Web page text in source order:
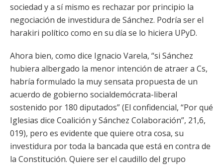
sociedad y a sí mismo es rechazar por principio la
negociación de investidura de Sánchez. Podría ser el
harakiri político como en su día se lo hiciera UPyD.
Ahora bien, como dice Ignacio Varela, “si Sánchez
hubiera albergado la menor intención de atraer a Cs,
habría formulado la muy sensata propuesta de un
acuerdo de gobierno socialdemócrata-liberal
sostenido por 180 diputados” (El confidencial, “Por qué
Iglesias dice Coalición y Sánchez Colaboración”, 21,6,
019), pero es evidente que quiere otra cosa, su
investidura por toda la bancada que está en contra de
la Constitución. Quiere ser el caudillo del grupo